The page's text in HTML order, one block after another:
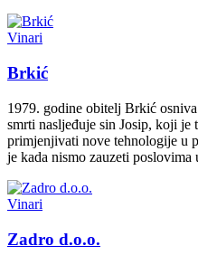
Vinari
Brkić
1979. godine obitelj Brkić
smrti nasljeđuje sin Josip, koji
primjenjivati nove tehnologije u
je kada nismo zauzeti
Vinari
Zadro d.o.o.